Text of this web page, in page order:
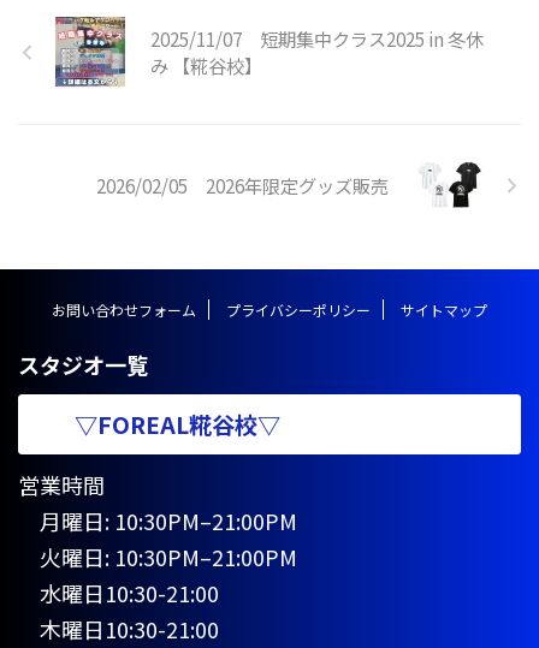
出場経験のある先生が直接指導い
たします👨‍🏫 短期集中クラス概
要 日時・日程 日程１（キッズ体
操） ①12月27日（土） 10時
2025/11/07 短期集中クラス2025 in 冬休
み 【糀谷校】
2026/02/05 2026年限定グッズ販売
お問い合わせフォーム プライバシーポリシー サイトマップ
スタジオ一覧
▽FOREAL糀谷校▽
営業時間
月曜日: 10:30PM–21:00PM
火曜日: 10:30PM–21:00PM
水曜日10:30-21:00
木曜日10:30-21:00